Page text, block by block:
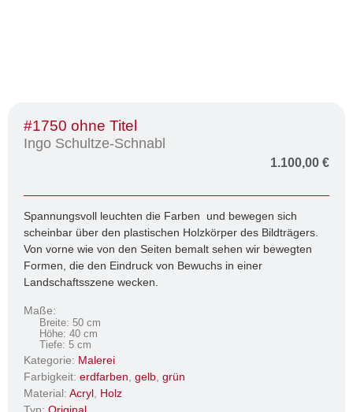
#1750 ohne Titel
Ingo Schultze-Schnabl
1.100,00 €
Spannungsvoll leuchten die Farben und bewegen sich
scheinbar über den plastischen Holzkörper des Bildträgers.
Von vorne wie von den Seiten bemalt sehen wir bewegten
Formen, die den Eindruck von Bewuchs in einer
Landschaftsszene wecken.
Maße:
Breite: 50 cm
Höhe: 40 cm
Tiefe: 5 cm
Kategorie: Malerei
Farbigkeit: erdfarben gelb grün
Material: Acryl Holz
Typ: Original